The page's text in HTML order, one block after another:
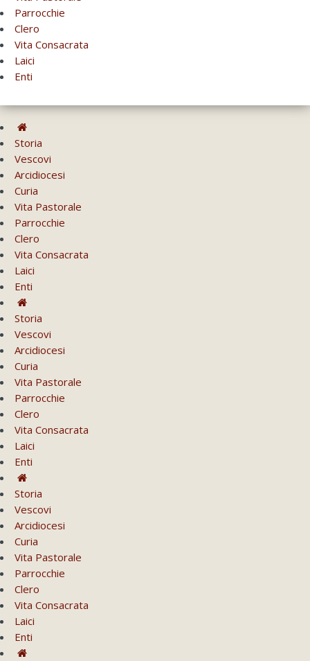
Parrocchie
Clero
Vita Consacrata
Laici
Enti
Storia
Vescovi
Arcidiocesi
Curia
Vita Pastorale
Parrocchie
Clero
Vita Consacrata
Laici
Enti
Storia
Vescovi
Arcidiocesi
Curia
Vita Pastorale
Parrocchie
Clero
Vita Consacrata
Laici
Enti
Storia
Vescovi
Arcidiocesi
Curia
Vita Pastorale
Parrocchie
Clero
Vita Consacrata
Laici
Enti